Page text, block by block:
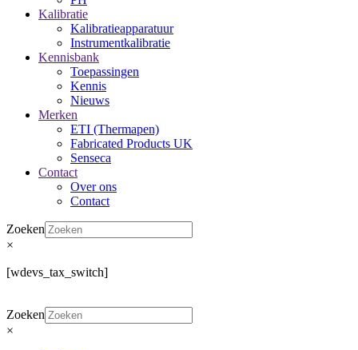
Kalibratie
Kalibratieapparatuur
Instrumentkalibratie
Kennisbank
Toepassingen
Kennis
Nieuws
Merken
ETI (Thermapen)
Fabricated Products UK
Senseca
Contact
Over ons
Contact
Zoeken
×
[wdevs_tax_switch]
Zoeken
×